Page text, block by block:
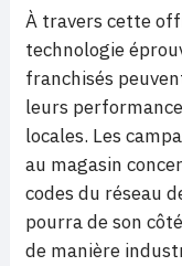
À travers cette
technologie
franchisés
leurs
locales. Les
au magasin
codes du réseau
pourra de son
de manière